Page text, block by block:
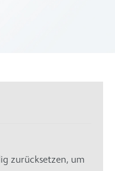
zurücksetzen, um